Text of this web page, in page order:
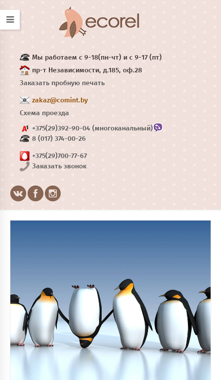
Мы работаем с 9-18(пн-чт) и с 9-17 (пт)
пр-т Независимости, д.185, оф.28
Заказать пробную печать
zakaz@comint.by
Схема проезда
+375(29)392-90-04 (многоканальный)
8 (017) 374-00-26
+375(29)700-77-67
Заказать звонок